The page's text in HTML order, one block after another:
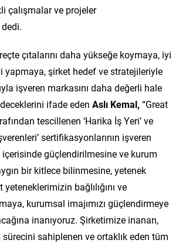
çalışmalar ve projeler
çıtalarını daha yükseğe koymaya, iyi
yapmaya, şirket hedef ve stratejileriyle
işveren markasını daha değerli hale
ifade eden Aslı Kemal, “Great
tescillenen ‘Harika İş Yeri’ ve
sertifikasyonlarının işveren
içerisinde güçlendirilmesine ve kurum
bir kitlece bilinmesine, yetenek
bağlılığını ve
kurumsal imajımızı güçlendirmeye
inanıyoruz. Şirketimize inanan,
sahiplenen ve ortaklık eden tüm